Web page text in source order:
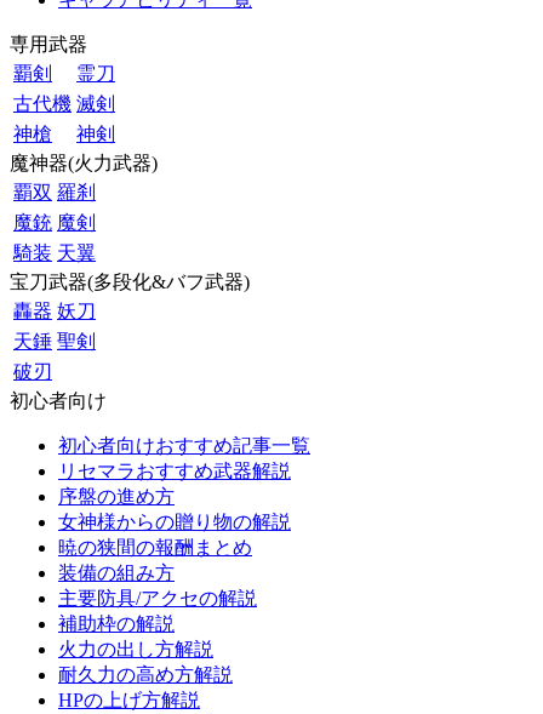
専用武器
覇剣
霊刀
古代機 滅剣
神槍
神剣
魔神器(火力武器)
覇双 羅刹
魔銃 魔剣
騎装 天翼
宝刀武器(多段化&バフ武器)
轟器 妖刀
天錘 聖剣
破刃
初心者向け
初心者向けおすすめ記事一覧
リセマラおすすめ武器解説
序盤の進め方
女神様からの贈り物の解説
暁の狭間の報酬まとめ
装備の組み方
主要防具/アクセの解説
補助枠の解説
火力の出し方解説
耐久力の高め方解説
HPの上げ方解説